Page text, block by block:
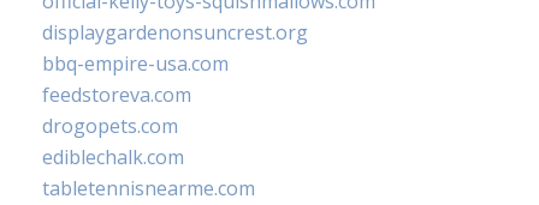
displaygardenonsuncrest.org
bbq-empire-usa.com
feedstoreva.com
drogopets.com
ediblechalk.com
tabletennisnearme.com